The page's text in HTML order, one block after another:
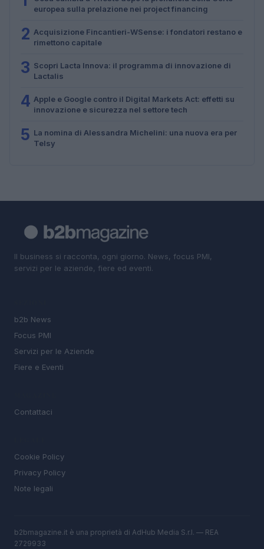
europea sulla prelazione nei project financing
2 Acquisizione Fincantieri-WSense: i fondatori restano e
rimettono capitale
3 Scopri Lacta Innova: il programma di innovazione di
Lactalis
4 Apple e Google contro il Digital Markets Act: effetti su
innovazione e sicurezza nel settore tech
5 La nomina di Alessandra Michelini: una nuova era per
Telsy
Il business si racconta, ogni giorno. News, focus PMI,
servizi per le aziende, fiere ed eventi.
b2b News
Focus PMI
Servizi per le Aziende
Fiere e Eventi
Contattaci
Cookie Policy
Privacy Policy
Note legali
b2bmagazine.it è una proprietà di AdHub Media S.r.l. — REA
2729933